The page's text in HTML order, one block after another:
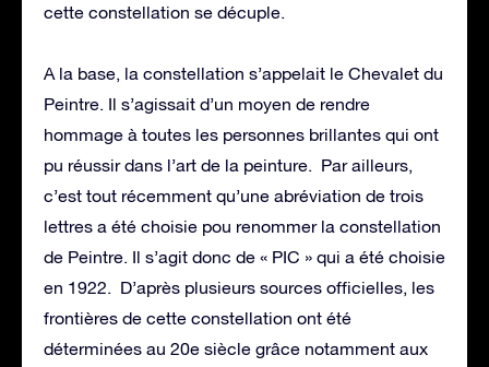
cette constellation se décuple.
A la base, la constellation s’appelait le Chevalet du
Peintre. Il s’agissait d’un moyen de rendre
hommage à toutes les personnes brillantes qui ont
pu réussir dans l’art de la peinture. Par ailleurs,
c’est tout récemment qu’une abréviation de trois
lettres a été choisie pou renommer la constellation
de Peintre. Il s’agit donc de « PIC » qui a été choisie
en 1922. D’après plusieurs sources officielles, les
frontières de cette constellation ont été
déterminées au 20e siècle grâce notamment aux